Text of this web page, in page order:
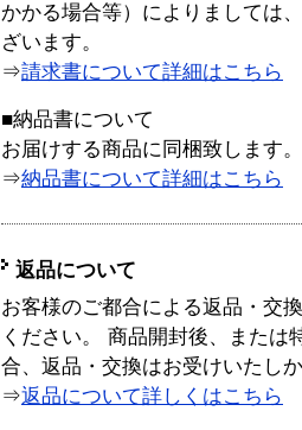
かかる場合等）によりましては
ざいます。
⇒請求書について詳細はこちら
■納品書について
お届けする商品に同梱致します。
⇒納品書について詳細はこちら
返品について
お客様のご都合による返品・交
ください。 商品開封後、または
合、返品・交換はお受けいたし
⇒返品について詳しくはこちら